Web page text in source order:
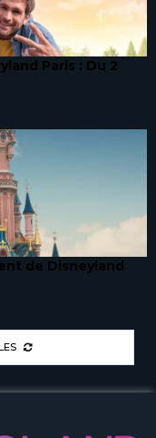
Paris : Du 2
de Disneyland